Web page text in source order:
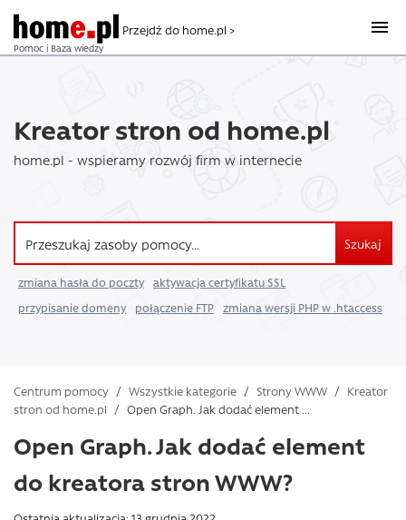
Pomoc i Baza wiedzy
Przejdź do home.pl >
Kreator stron od home.pl
home.pl - wspieramy rozwój firm w internecie
Szukaj
zmiana hasła do poczty
aktywacja certyfikatu SSL
przypisanie domeny
połączenie FTP zmiana wersji PHP w .htaccess
Centrum pomocy / Wszystkie kategorie / Strony WWW / Kreator
stron od home.pl / Open Graph. Jak dodać element ...
Open Graph. Jak dodać element
do kreatora stron WWW?